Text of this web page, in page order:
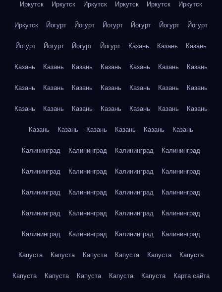
Иркутск Иркутск Иркутск Иркутск Иркутск Иркутск
Иркутск Йогурт Йогурт Йогурт Йогурт Йогурт Йогурт
Йогурт Йогурт Йогурт Йогурт Казань Казань Казань
Казань Казань Казань Казань Казань Казань Казань
Казань Казань Казань Казань Казань Казань Казань
Казань Казань Казань Казань Казань Казань Казань
Казань Казань Казань Казань Казань Казань
Калининград Калининград Калининград Калининград
Калининград Калининград Калининград Калининград
Калининград Калининград Калининград Калининград
Калининград Калининград Калининград Калининград
Калининград Калининград Калининград Калининград
Капуста Капуста Капуста Капуста Капуста Капуста
Капуста Капуста Капуста Капуста Капуста Карта сайта